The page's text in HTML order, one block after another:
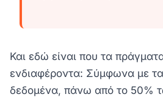
Και εδώ είναι που τα
ενδιαφέροντα: Σύμφωνα με
δεδομένα, πάνω από το 50%